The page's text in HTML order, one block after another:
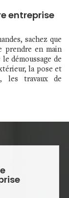
entreprise
sachez que
prendre en main
démoussage de
la pose et
les travaux de